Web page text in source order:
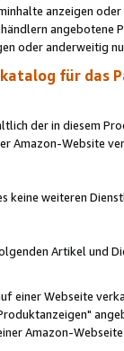
anzeigen
oder anderweitig
für das
der in diesem
Amazon-Website
keine weiteren
Artikel und
einer Webseite
Amazon-